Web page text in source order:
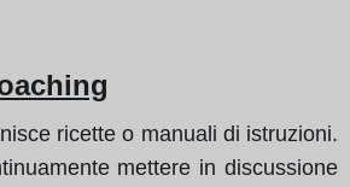
ricette o manuali di istruzioni.
mettere in discussione